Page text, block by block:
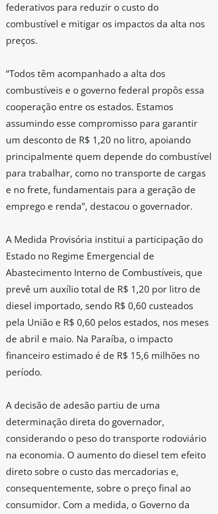
federativos para reduzir o custo do
combustível e mitigar os impactos da alta nos
preços.
“Todos têm acompanhado a alta dos
combustíveis e o governo federal propôs essa
cooperação entre os estados. Estamos
assumindo esse compromisso para garantir
um desconto de R$ 1,20 no litro, apoiando
principalmente quem depende do combustível
para trabalhar, como no transporte de cargas
e no frete, fundamentais para a geração de
emprego e renda”, destacou o governador.
A Medida Provisória institui a participação do
Estado no Regime Emergencial de
Abastecimento Interno de Combustíveis, que
prevê um auxílio total de R$ 1,20 por litro de
diesel importado, sendo R$ 0,60 custeados
pela União e R$ 0,60 pelos estados, nos meses
de abril e maio. Na Paraíba, o impacto
financeiro estimado é de R$ 15,6 milhões no
período.
A decisão de adesão partiu de uma
determinação direta do governador,
considerando o peso do transporte rodoviário
na economia. O aumento do diesel tem efeito
direto sobre o custo das mercadorias e,
consequentemente, sobre o preço final ao
consumidor. Com a medida, o Governo da